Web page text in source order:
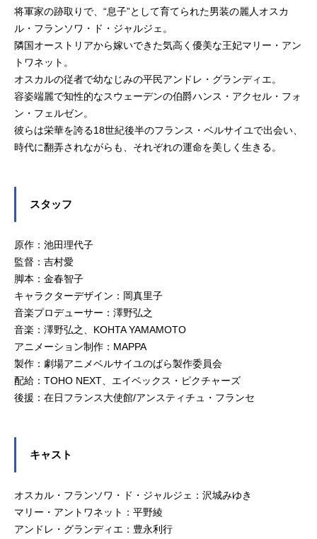
将軍家の跡取りで、“息子”として育てられた男装の麗人オスカ
ル・フランソワ・ド・ジャルジェ。
隣国オーストリアから嫁いできた気高く優美な王妃マリー・アン
トワネット。
オスカルの従者で幼なじみの平民アンドレ・グランディエ。
容姿端麗で知性的なスウェーデンの伯爵ハンス・アクセル・フォ
ン・フェルゼン。
彼らは栄華を誇る18世紀後半のフランス・ベルサイユで出会い、
時代に翻弄されながらも、それぞれの運命を美しく生きる。
スタッフ
原作：池田理代子
監督：吉村愛
脚本：金春智子
キャラクターデザイン：岡真里子
音楽プロデューサー：澤野弘之
音楽：澤野弘之、KOHTA YAMAMOTO
アニメーション制作：MAPPA
製作：劇場アニメベルサイユのばら製作委員会
配給：TOHO NEXT、エイベックス・ピクチャーズ
後援：在日フランス大使館/アンスティチュ・フランセ
キャスト
オスカル・フランソワ・ド・ジャルジェ：沢城みゆき
マリー・アントワネット：平野綾
アンドレ・グランディエ：豊永利行